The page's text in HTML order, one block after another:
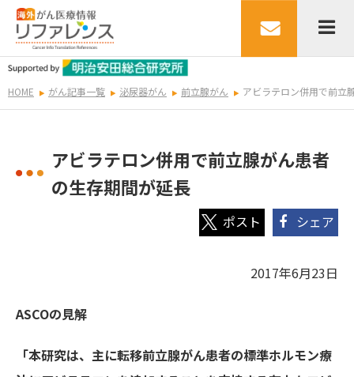
HOME がん記事一覧 泌尿器がん 前立腺がん アビラテロン併用で前立
アビラテロン併用で前立腺がん患者
の生存期間が延長
シェア
2017年6月23日
ASCOの見解
「本研究は、主に転移前立腺がん患者の標準ホルモン療